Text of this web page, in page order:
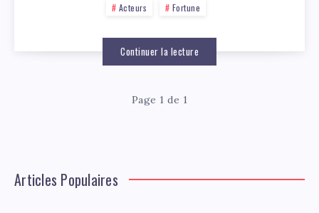
Acteurs Fortune
Continuer la lecture
Page 1 de 1
Articles Populaires